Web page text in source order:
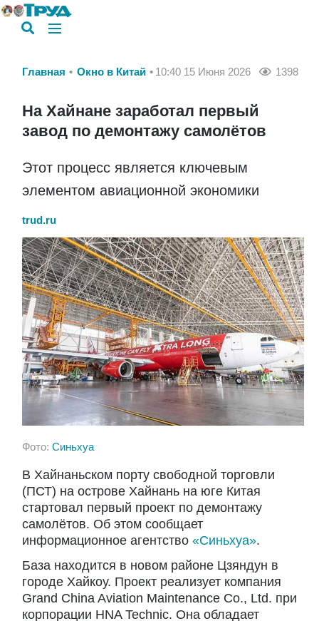
Главная Окно в Китай 10:40 15 Июня 2026 1398
На Хайнане заработал первый
завод по демонтажу самолётов
Этот процесс является ключевым
элементом авиационной экономики
trud.ru
Фото: Синьхуа
В Хайнаньском порту свободной торговли
(ПСТ) на острове Хайнань на юге Китая
стартовал первый проект по демонтажу
самолётов. Об этом сообщает
информационное агентство «Синьхуа».
База находится в новом районе Цзяндун в
городе Хайкоу. Проект реализует компания
Grand China Aviation Maintenance Co., Ltd. при
корпорации HNA Technic. Она обладает